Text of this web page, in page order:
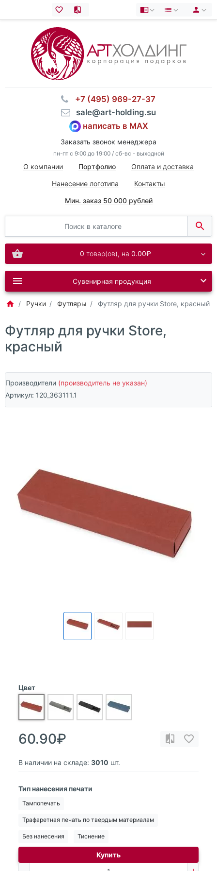
⠀+7 (495) 969-27-37
⠀sale@art-holding.su
написать в MAX
Заказать звонок менеджера
пн-пт с 9:00 до 19:00 / сб-вс - выходной
О компании Портфолио Оплата и доставка
Нанесение логотипа Контакты
Мин. заказ 50 000 рублей
0 товар(ов), на 0.00₽
Сувенирная продукция
Ручки Футляры Футляр для ручки Store, красный
Футляр для ручки Store,
красный
Производители (производитель не указан)
Артикул: 120_363111.1
Цвет
60.90₽
В наличии на складе: 3010 шт.
Тип нанесения печати
Тампопечать
Трафаретная печать по твердым материалам
Без нанесения Тиснение
Купить